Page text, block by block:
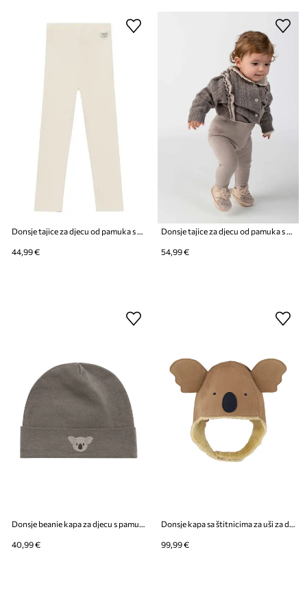
44,99 € 54,99 €
Donsje beanie kapa za djecu s pamukom Koala
40,99 €
Donsje kapa sa štitnicima za uši za djecu kožna Kapi Classic Hat Koala
99,99 €